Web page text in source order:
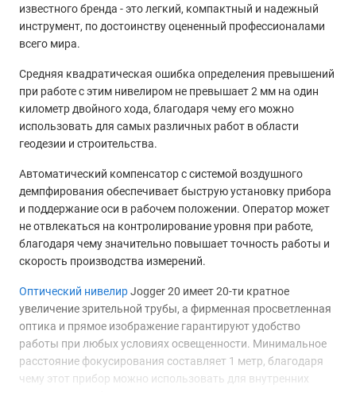
известного бренда - это легкий, компактный и надежный
инструмент, по достоинству оцененный профессионалами
всего мира.
Средняя квадратическая ошибка определения превышений
при работе с этим нивелиром не превышает 2 мм на один
километр двойного хода, благодаря чему его можно
использовать для самых различных работ в области
геодезии и строительства.
Автоматический компенсатор с системой воздушного
демпфирования обеспечивает быструю установку прибора
и поддержание оси в рабочем положении. Оператор может
не отвлекаться на контролирование уровня при работе,
благодаря чему значительно повышает точность работы и
скорость производства измерений.
Оптический нивелирJogger 20 имеет 20-ти кратное
увеличение зрительной трубы, а фирменная просветленная
оптика и прямое изображение гарантируют удобство
работы при любых условиях освещенности. Минимальное
расстояние фокусирования составляет 1 метр, благодаря
чему этот прибор можно использовать для внутренних